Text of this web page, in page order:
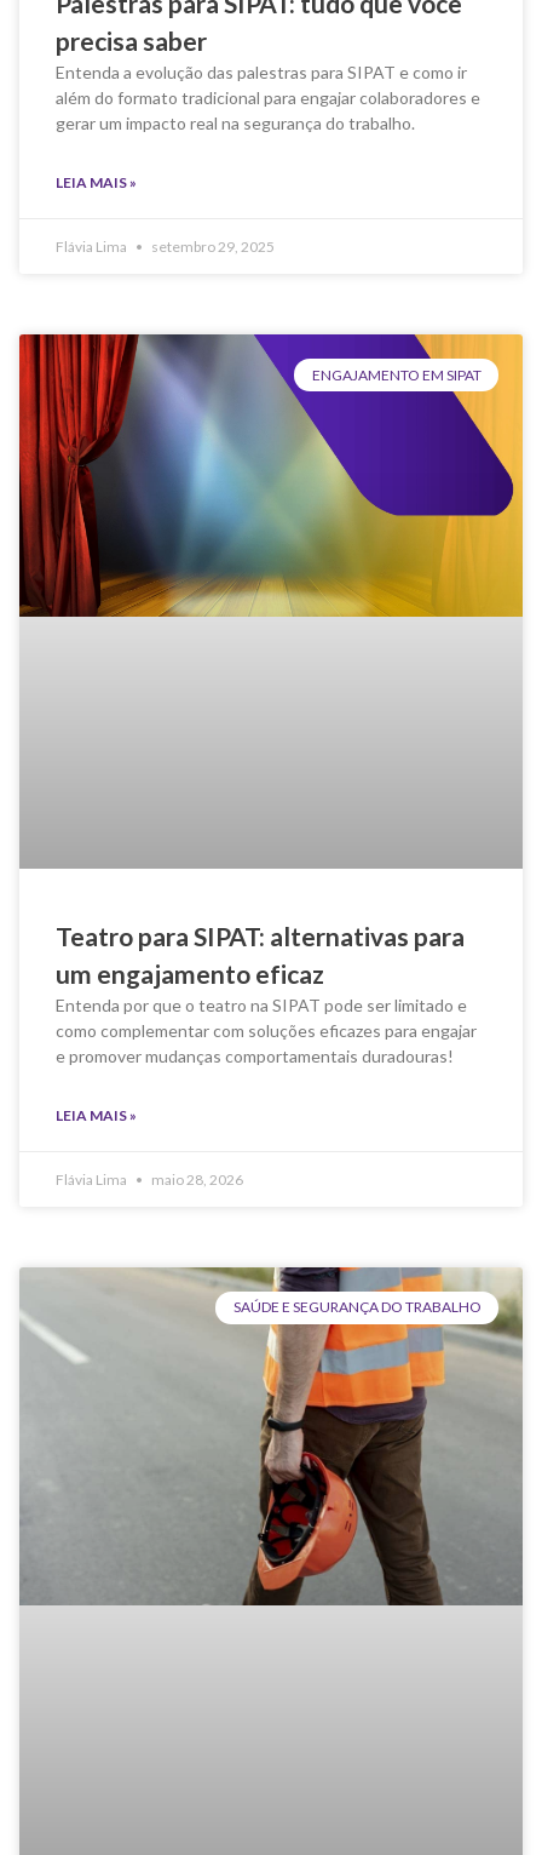
precisa saber
Entenda a evolução das palestras para SIPAT e como ir
além do formato tradicional para engajar colaboradores e
gerar um impacto real na segurança do trabalho.
LEIA MAIS »
Flávia Lima setembro 29, 2025
ENGAJAMENTO EM SIPAT
Teatro para SIPAT: alternativas para
um engajamento eficaz
Entenda por que o teatro na SIPAT pode ser limitado e
como complementar com soluções eficazes para engajar
e promover mudanças comportamentais duradouras!
LEIA MAIS »
Flávia Lima maio 28, 2026
SAÚDE E SEGURANÇA DO TRABALHO